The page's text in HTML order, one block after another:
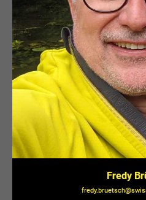
Fredy